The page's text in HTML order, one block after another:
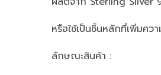
หรือใช้เป็นชิ้นหลักที่เพิ่มคว
ลักษณะสินค้า :